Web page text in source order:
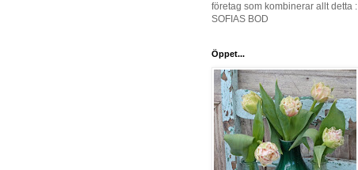
företag som kombinerar allt detta :
SOFIAS BOD
Öppet...